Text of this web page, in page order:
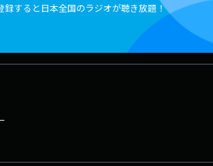
録すると日本全国のラジオが聴き放題！